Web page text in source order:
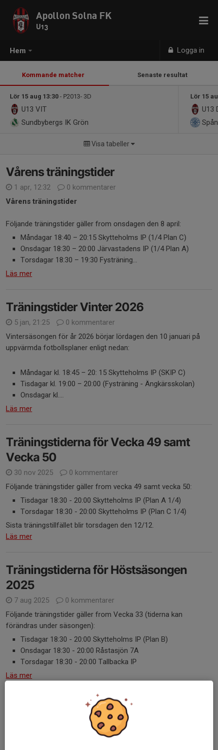
Hem Logga in
Apollon Solna FK
U13
Kommande matcher Senaste resultat
Lör 15 aug 13:30 - P2013- 3D
U13 VIT
Sundbybergs IK Grön
Lör 15
U13
Visa tabeller
Vårens träningstider
1 apr, 12:32
0 kommentarer
Vårens träningstider
Följande träningstider gäller from onsdagen den 8 april:
Måndagar 18:40 – 20:15 Skytteholms IP (1/4 Plan C)
Onsdagar 18:30 – 20:00 Järvastadens IP (1/4 Plan A)
Torsdagar 18:30 – 19:30 Fysträning...
Läs mer
Träningstider Vinter 2026
5 jan, 21:25
0 kommentarer
Vintersäsongen för år 2026 börjar lördagen den 10 januari på
uppvärmda fotbollsplaner enligt nedan:
Måndagar kl. 18:45 – 20: 15 Skytteholms IP (SKIP C)
Tisdagar kl. 19:00 – 20:00 (Fysträning - Ängkärsskolan)
Onsdagar kl....
Läs mer
Träningstiderna för Vecka 49 samt
Vecka 50
30 nov 2025
0 kommentarer
Följande träningstider gäller from vecka 49 samt vecka 50:
Tisdagar 18:30 - 20:00 Skytteholms IP (Plan A 1/4)
Torsdagar 18:30 - 20:00 Skytteholms IP (Plan C 1/4)
Sista träningstillfället blir torsdagen den 12/12.
Läs mer
Träningstiderna för Höstsäsongen
2025
7 aug 2025
0 kommentarer
Följande träningstider gäller from Vecka 33 (tiderna kan
förändras under säsongen):
Tisdagar 18:30 - 20:00 Skytteholms IP (Plan B)
Onsdagar 18:30 - 20:00 Råstasjön 7A
Torsdagar 18:30 - 20:00 Tallbacka IP
Läs mer
Vårens och sommarens träningstider
0 kommentarer
Följande träningstider gäller from Vecka 15: